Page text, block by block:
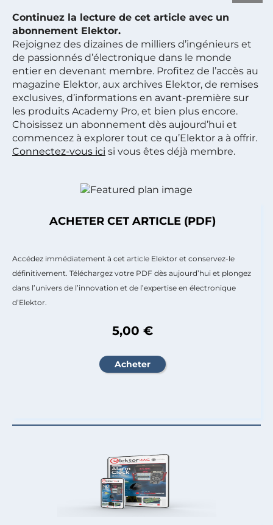
Continuez la lecture de cet article avec un
abonnement Elektor.
Rejoignez des dizaines de milliers d’ingénieurs et
de passionnés d’électronique dans le monde
entier en devenant membre. Profitez de l’accès au
magazine Elektor, aux archives Elektor, de remises
exclusives, d’informations en avant-première sur
les produits Academy Pro, et bien plus encore.
Choisissez un abonnement dès aujourd’hui et
commencez à explorer tout ce qu’Elektor a à offrir.
Connectez-vous ici si vous êtes déjà membre.
ACHETER CET ARTICLE (PDF)
Accédez immédiatement à cet article Elektor et conservez-le
définitivement. Téléchargez votre PDF dès aujourd’hui et plongez
dans l’univers de l’innovation et de l’expertise en électronique
d’Elektor.
5,00 €